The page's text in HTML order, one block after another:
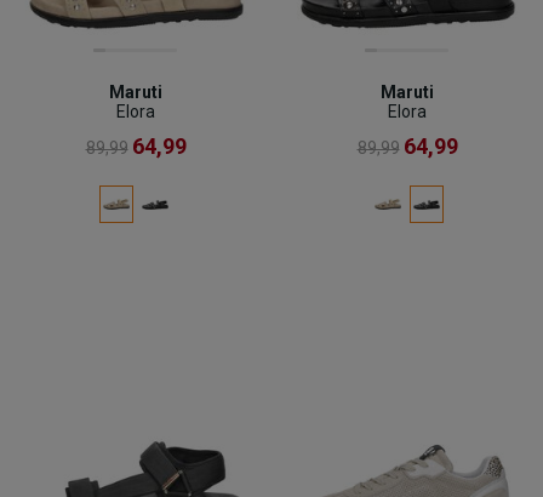
Maruti
Elora
89,99 64,99
Maruti
Elora
89,99 64,99